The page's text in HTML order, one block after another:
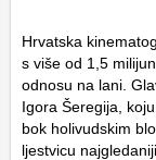
Hrvatska
s više od 1,5
odnosu na lani.
Igora Šeregija,
bok holivudskim
ljestvicu